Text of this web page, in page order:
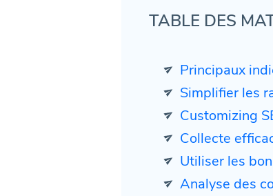
TABLE DES
Principaux
Simplifier les
Customizing
Collecte
Utiliser les
Analyse des